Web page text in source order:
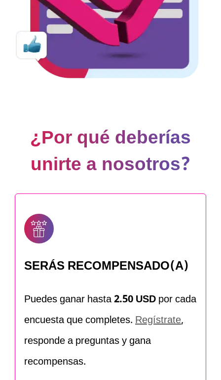
¿Por qué deberías
unirte a nosotros?
SERÁS RECOMPENSADO(A)
Puedes ganar hasta2.50 USDpor cada
encuesta que completes.Regístrate,
responde a preguntas y gana
recompensas.